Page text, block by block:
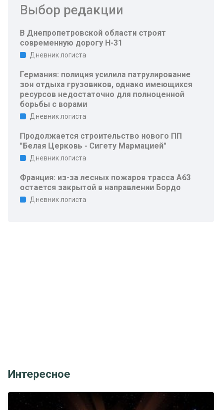
Выбор редакции
В Днепропетровской области строят
современную дорогу Н-31
Дневник логиста
Германия: полиция усилила патрулирование
зон отдыха грузовиков, однако имеющихся
ресурсов недостаточно для полноценной
борьбы с ворами
Дневник логиста
Продолжается строительство нового ПП
"Белая Церковь - Сигету Мармацией"
Дневник логиста
Франция: из-за лесных пожаров трасса A63
остается закрытой в направлении Бордо
Дневник логиста
Интересное